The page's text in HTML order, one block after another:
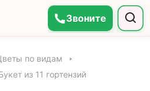
Звоните
по видам
из 11 гортензий